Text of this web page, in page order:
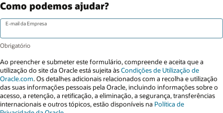
Como podemos ajudar?
E-mail da Empresa
Ao preencher e submeter este formulário, compreende e aceita que a
utilização do site da Oracle está sujeita àsCondições de Utilização de
Oracle.com. Os detalhes adicionais relacionados com a recolha e utilização
das suas informações pessoais pela Oracle, incluindo informações sobre o
acesso, a retenção, a retificação, a eliminação, a segurança, transferências
internacionais e outros tópicos, estão disponíveis na Política de